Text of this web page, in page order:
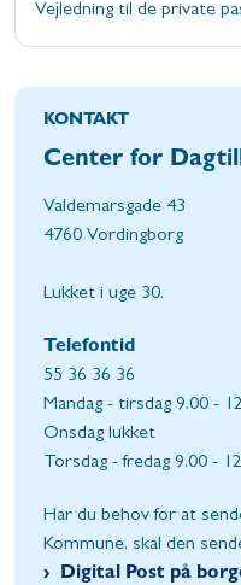
Vejledning til de private
KONTAKT
Center for
Valdemarsgade 43
4760 Vordingborg
Lukket i uge 30.
Telefontid
55 36 36 36
Mandag - tirsdag 9.00 -
Onsdag lukket
Torsdag - fredag 9.00 -
Har du behov for at
Kommune, skal den
Digital Post på